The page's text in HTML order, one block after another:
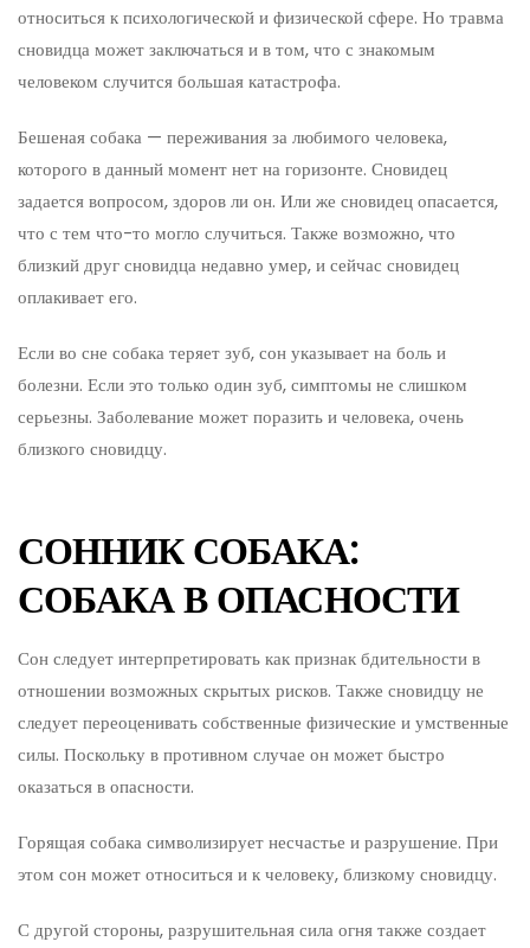
относиться к психологической и физической сфере. Но травма
сновидца может заключаться и в том, что с знакомым
человеком случится большая катастрофа.
Бешеная собака — переживания за любимого человека,
которого в данный момент нет на горизонте. Сновидец
задается вопросом, здоров ли он. Или же сновидец опасается,
что с тем что-то могло случиться. Также возможно, что
близкий друг сновидца недавно умер, и сейчас сновидец
оплакивает его.
Если во сне собака теряет зуб, сон указывает на боль и
болезни. Если это только один зуб, симптомы не слишком
серьезны. Заболевание может поразить и человека, очень
близкого сновидцу.
СОННИК СОБАКА:
СОБАКА В ОПАСНОСТИ
Сон следует интерпретировать как признак бдительности в
отношении возможных скрытых рисков. Также сновидцу не
следует переоценивать собственные физические и умственные
силы. Поскольку в противном случае он может быстро
оказаться в опасности.
Горящая собака символизирует несчастье и разрушение. При
этом сон может относиться и к человеку, близкому сновидцу.
С другой стороны, разрушительная сила огня также создает